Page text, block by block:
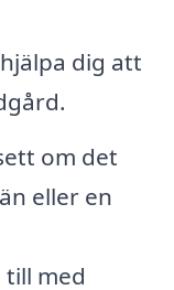
dig att
om det
eller en
med